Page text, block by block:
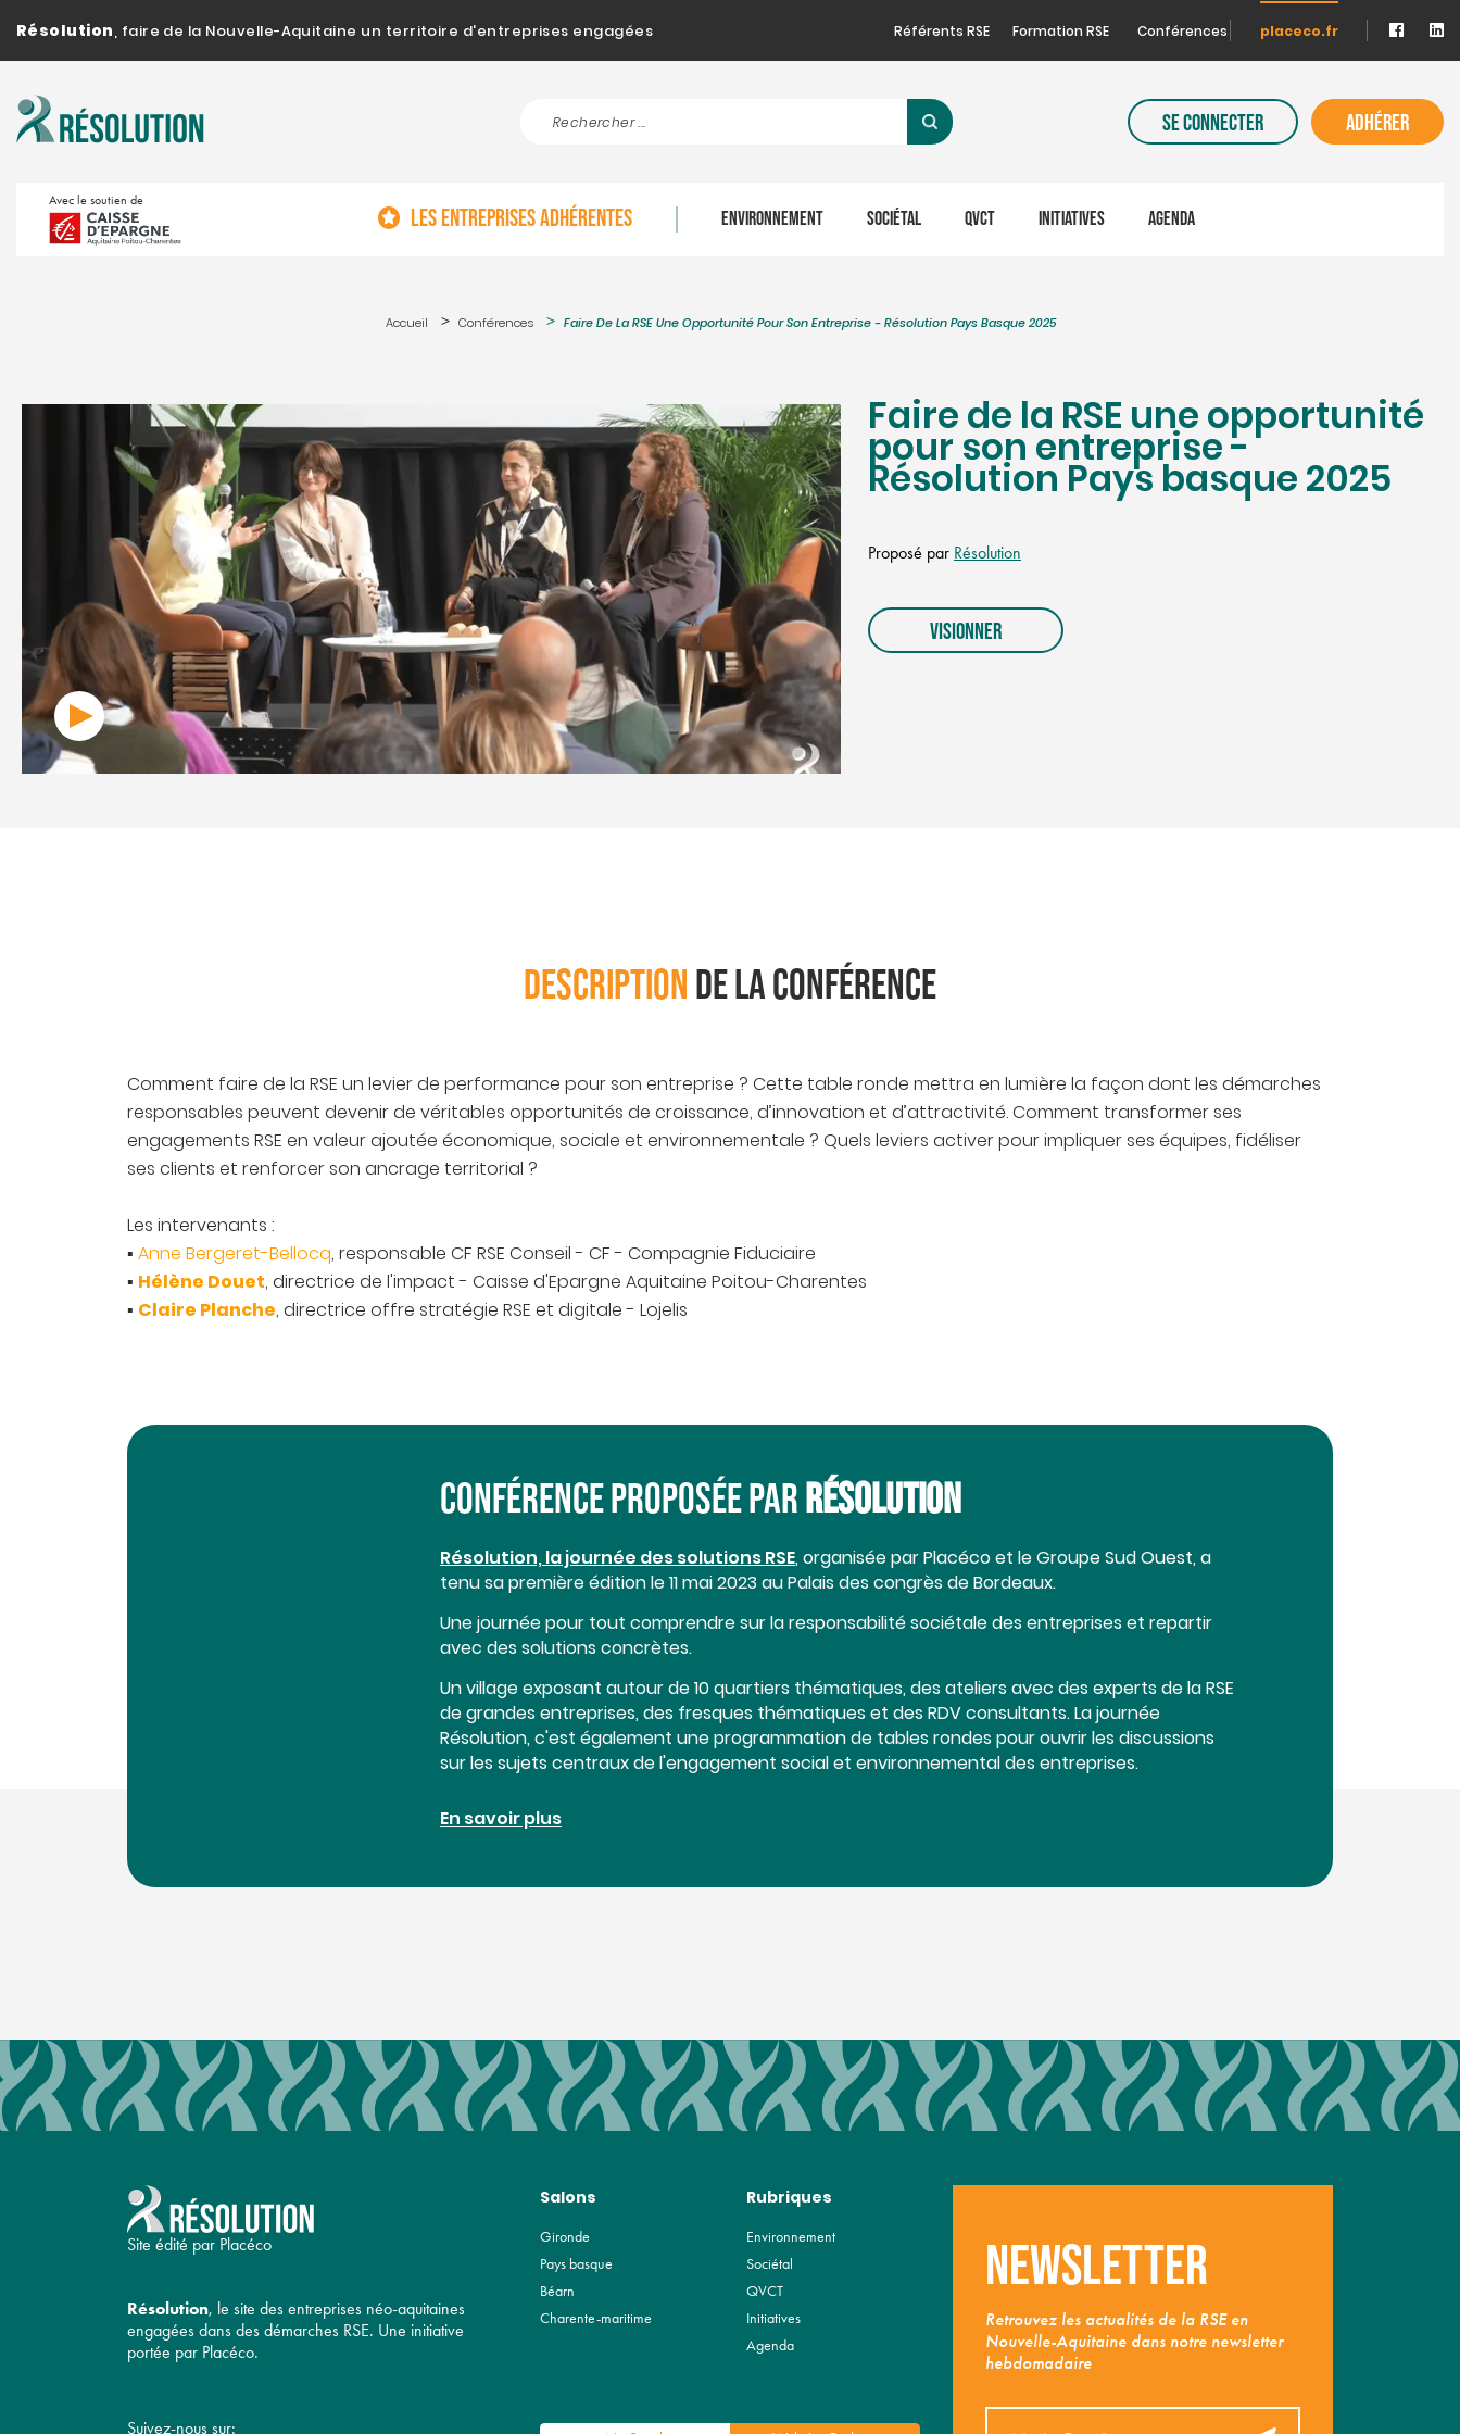
Résolution, faire de la Nouvelle-Aquitaine un territoire d'entreprises engagées Référents RSE Formation RSE Conférences placeco.fr
SE CONNECTER ADHÉRER
Avec le soutien de
LES ENTREPRISES ADHÉRENTES ENVIRONNEMENT SOCIÉTAL QVCT INITIATIVES AGENDA
Accueil Conférences Faire De La RSE Une Opportunité Pour Son Entreprise - Résolution Pays Basque 2025
Faire de la RSE une opportunité
pour son entreprise -
Résolution Pays basque 2025
Proposé par Résolution
VISIONNER
DESCRIPTIONDE LA CONFÉRENCE
Comment faire de la RSE un levier de performance pour son entreprise ? Cette table ronde mettra en lumière la façon dont les démarches
responsables peuvent devenir de véritables opportunités de croissance, d’innovation et d’attractivité. Comment transformer ses
engagements RSE en valeur ajoutée économique, sociale et environnementale ? Quels leviers activer pour impliquer ses équipes, fidéliser
ses clients et renforcer son ancrage territorial ?
Les intervenants:
▪Anne Bergeret-Bellocq, responsable CF RSE Conseil - CF - Compagnie Fiduciaire
▪ Hélène Douet, directrice de l'impact - Caisse d'Epargne Aquitaine Poitou-Charentes
▪ Claire Planche, directrice offre stratégie RSE et digitale - Lojelis
CONFÉRENCE PROPOSÉE PARRÉSOLUTION
Résolution, la journée des solutions RSE, organisée par Placéco et le Groupe Sud Ouest, a
tenu sa première édition le 11 mai 2023 au Palais des congrès de Bordeaux.
Une journée pour tout comprendre sur la responsabilité sociétale des entreprises et repartir
avec des solutions concrètes.
Un village exposant autour de 10 quartiers thématiques, des ateliers avec des experts de la RSE
de grandes entreprises, des fresques thématiques et des RDV consultants. La journée
Résolution, c'est également une programmation de tables rondes pour ouvrir les discussions
sur les sujets centraux de l'engagement social et environnemental des entreprises.
En savoir plus
Site édité par Placéco
Résolution, le site des entreprises néo-aquitaines
engagées dans des démarches RSE. Une initiative
portée par Placéco.
Suivez-nous sur:
Salons
Gironde
Pays basque
Béarn
Charente-maritime
Rubriques
Environnement
Sociétal
QVCT
Initiatives
Agenda
Newsletter
Retrouvez les actualités de la RSE en
Nouvelle-Aquitaine dans notre newsletter
hebdomadaire